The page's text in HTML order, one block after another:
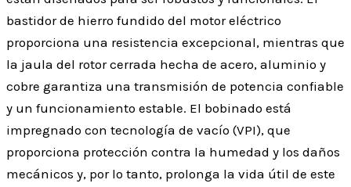
bastidor de hierro fundido del motor eléctrico
proporciona una resistencia excepcional, mientras que
la jaula del rotor cerrada hecha de acero, aluminio y
cobre garantiza una transmisión de potencia confiable
y un funcionamiento estable. El bobinado está
impregnado con tecnología de vacío (VPI), que
proporciona protección contra la humedad y los daños
mecánicos y, por lo tanto, prolonga la vida útil de este